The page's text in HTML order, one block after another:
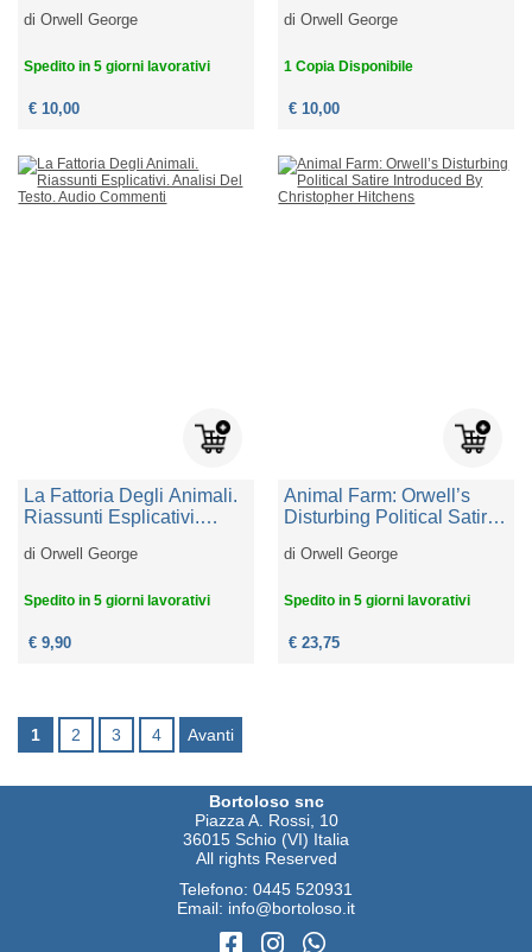
diOrwell George
Spedito in 5 giorni lavorativi
€ 10,00
diOrwell George
1 Copia Disponibile
€ 10,00
La Fattoria Degli Animali.
Riassunti Esplicativi.
Commenti
diOrwell George
Spedito in 5 giorni lavorativi
€ 9,90
Animal Farm: Orwell’s
Disturbing Political Satire
Hitchens
diOrwell George
Spedito in 5 giorni lavorativi
€ 23,75
1 2 3 4 Avanti
Bortoloso snc
Piazza A. Rossi, 10
36015 Schio (VI) Italia
All rights Reserved
Telefono: 0445 520931
Email: info@bortoloso.it